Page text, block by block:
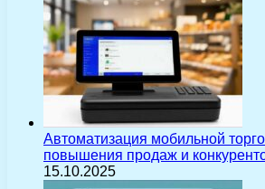
Автоматизация мобильной
повышения продаж и
15.10.2025